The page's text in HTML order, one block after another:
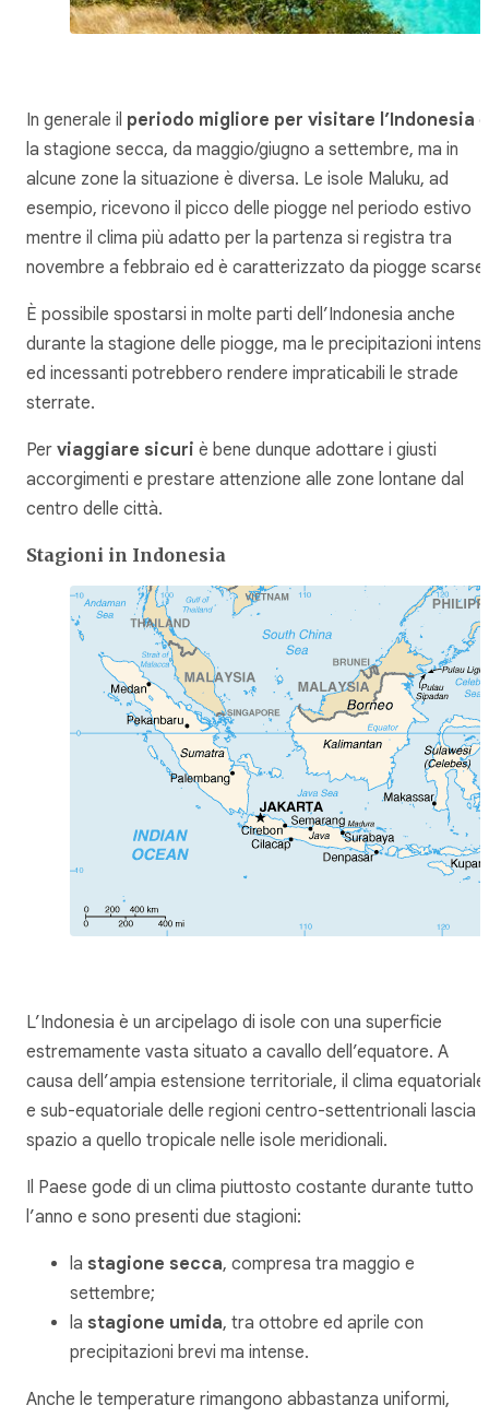
In generale il periodo migliore per visitare l’Indonesia è
la stagione secca, da maggio/giugno a settembre, ma in
alcune zone la situazione è diversa. Le isole Maluku, ad
esempio, ricevono il picco delle piogge nel periodo estivo
mentre il clima più adatto per la partenza si registra tra
novembre a febbraio ed è caratterizzato da piogge scarse.
È possibile spostarsi in molte parti dell’Indonesia anche
durante la stagione delle piogge, ma le precipitazioni
ed incessanti potrebbero rendere impraticabili le strade
sterrate.
Per viaggiare sicuri è bene dunque adottare i giusti
accorgimenti e prestare attenzione alle zone lontane dal
centro delle città.
Stagioni in Indonesia
L’Indonesia è un arcipelago di isole con una superficie
estremamente vasta situato a cavallo dell’equatore. A
causa dell’ampia estensione territoriale, il clima equatoriale
e sub-equatoriale delle regioni centro-settentrionali lascia
spazio a quello tropicale nelle isole meridionali.
Il Paese gode di un clima piuttosto costante durante tutto
l’anno e sono presenti due stagioni:
la stagione secca, compresa tra maggio e
settembre;
la stagione umida, tra ottobre ed aprile con
precipitazioni brevi ma intense.
Anche le temperature rimangono abbastanza uniformi,